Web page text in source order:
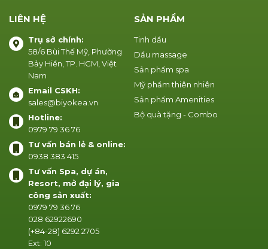
SẢN PHẨM
Tinh dầu
Dầu massage
Sản phẩm spa
Mỹ phẩm thiên nhiên
Sản phẩm Amenities
Bộ quà tặng - Combo
LIÊN HỆ
Trụ sở chính:
58/6 Bùi Thế Mỹ, Phường
Bảy Hiền, TP. HCM, Việt
Nam
Email CSKH:
sales@biyokea.vn
Hotline:
0979 79 36 76
Tư vấn bán lẻ & online:
0938 383 415
Tư vấn Spa, dự án,
Resort, mở đại lý, gia
công sản xuất:
0979 79 36 76
028 62922690
(+84-28) 6292 2705
Ext: 10